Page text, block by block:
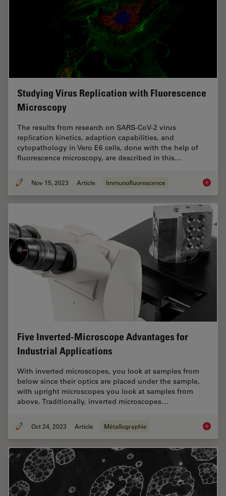
Studying Virus Replication with Fluorescence
Microscopy
The results from research on SARS-CoV-2 virus
replication kinetics, adaption capabilities, and
cytopathology in Vero E6 cells, done with the help of
fluorescence microscopy, are described in this…
Nov 15, 2023 Article Immunofluorescence
Five Inverted-Microscope Advantages for
Industrial Applications
With inverted microscopes, you look at samples from
below since their optics are placed under the sample,
with upright microscopes you look at samples from
above. Traditionally, inverted microscopes…
Oct 24, 2023 Article Métallographie Five